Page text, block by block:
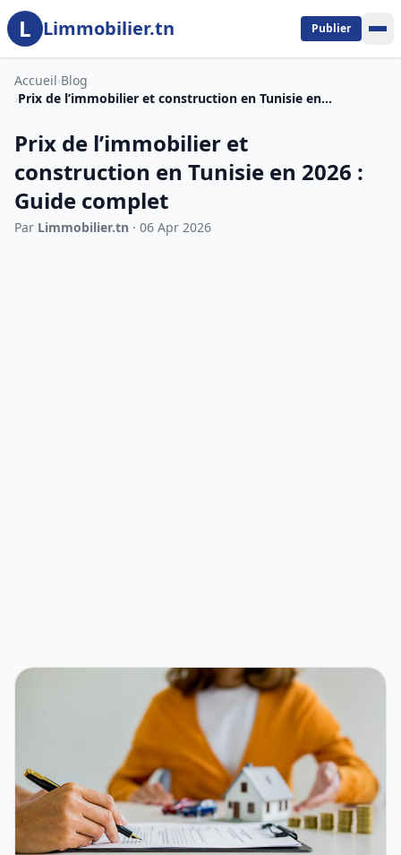
Aller au contenu principal
L Limmobilier.tn Publier
Accueil›Blog
›Prix de l’immobilier et construction en Tunisie en...
Prix de l’immobilier et
construction en Tunisie en 2026 :
Guide complet
Par Limmobilier.tn · 06 Apr 2026